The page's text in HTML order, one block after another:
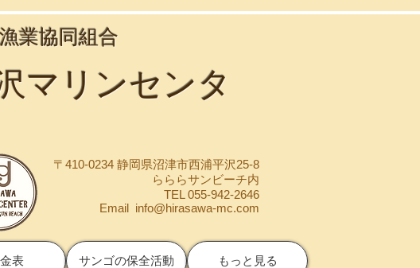
業協同組合
マリンセンタ
〒410-0234 静岡県沼津市西浦平沢25-8
らららサンビーチ内
TEL 055-942-2646
Email info@hirasawa-mc.com
表 サンゴの保全活動 もっと見る